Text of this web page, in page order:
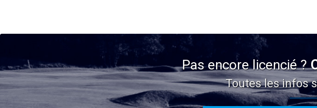
Pas encore licencié ?
Toutes les infos